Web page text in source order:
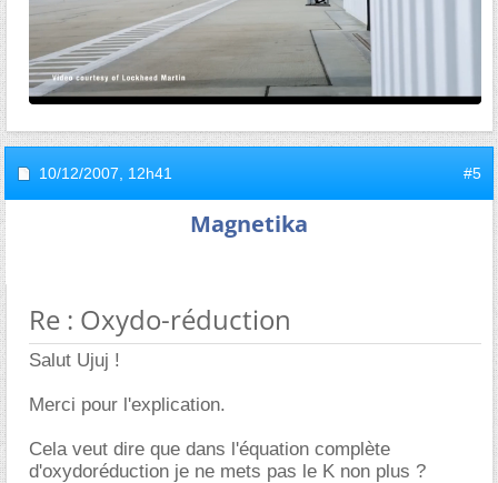
10/12/2007, 12h41 #5
Magnetika
Re : Oxydo-réduction
Salut Ujuj !
Merci pour l'explication.
Cela veut dire que dans l'équation complète
d'oxydoréduction je ne mets pas le K non plus ?